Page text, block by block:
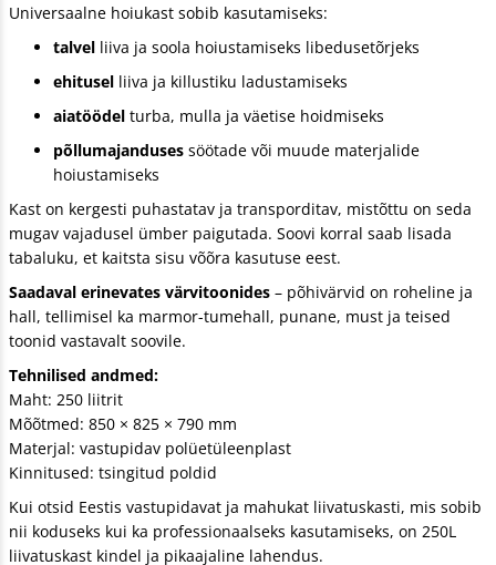
Universaalne hoiukast sobib kasutamiseks:
talvel liiva ja soola hoiustamiseks libedusetõrjeks
ehitusel liiva ja killustiku ladustamiseks
aiatöödel turba, mulla ja väetise hoidmiseks
põllumajanduses söötade või muude materjalide
hoiustamiseks
Kast on kergesti puhastatav ja transporditav, mistõttu on seda
mugav vajadusel ümber paigutada. Soovi korral saab lisada
tabaluku, et kaitsta sisu võõra kasutuse eest.
Saadaval erinevates värvitoonides – põhivärvid on roheline ja
hall, tellimisel ka marmor-tumehall, punane, must ja teised
toonid vastavalt soovile.
Tehnilised andmed:
Maht: 250 liitrit
Mõõtmed: 850 × 825 × 790 mm
Materjal: vastupidav polüetüleenplast
Kinnitused: tsingitud poldid
Kui otsid Eestis vastupidavat ja mahukat liivatuskasti, mis sobib
nii koduseks kui ka professionaalseks kasutamiseks, on 250L
liivatuskast kindel ja pikaajaline lahendus.